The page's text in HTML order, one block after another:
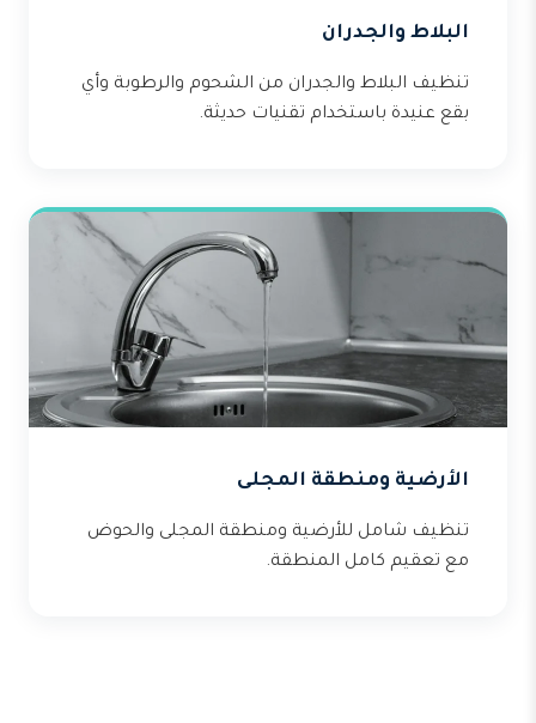
البلاط والجدران
تنظيف البلاط والجدران من الشحوم والرطوبة وأي
بقع عنيدة باستخدام تقنيات حديثة.
الأرضية ومنطقة المجلى
تنظيف شامل للأرضية ومنطقة المجلى والحوض
مع تعقيم كامل المنطقة.